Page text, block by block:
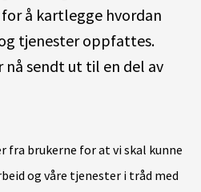
å kartlegge hvordan
tjenester oppfattes.
nå sendt ut til en del av
fra brukerne for at vi skal kunne
og våre tjenester i tråd med